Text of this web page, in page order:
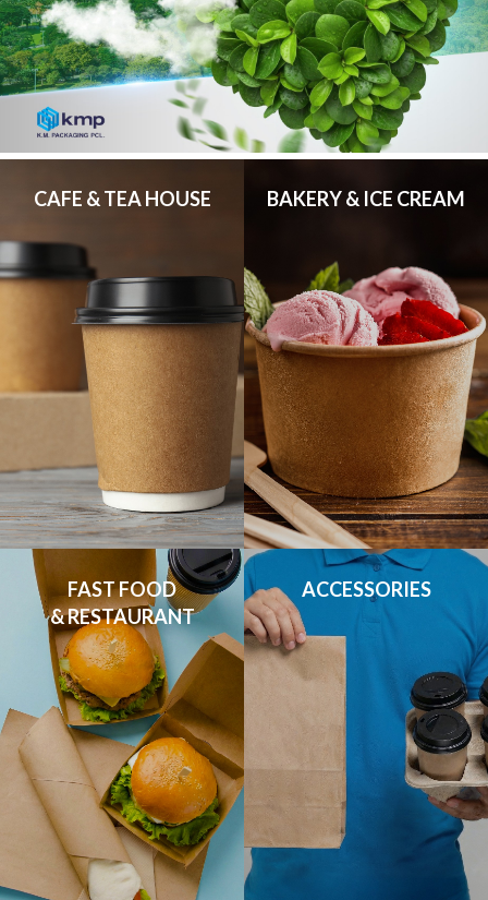
CAFE & TEA HOUSE BAKERY & ICE CREAM
FAST FOOD
& RESTAURANT
ACCESSORIES